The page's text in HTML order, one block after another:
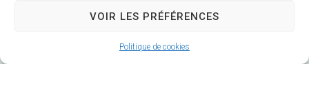
VOIR LES PRÉFÉRENCES
Politique de cookies